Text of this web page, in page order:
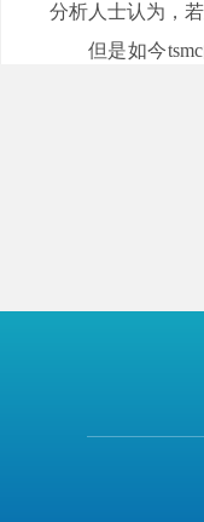
分析人士认为，
但是如今tsmc